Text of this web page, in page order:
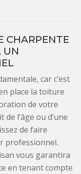
CHARPENTE
UN
car c’est
place la toiture
de votre
l’âge ou d’une
de faire
professionnel.
vous garantira
en tenant compte